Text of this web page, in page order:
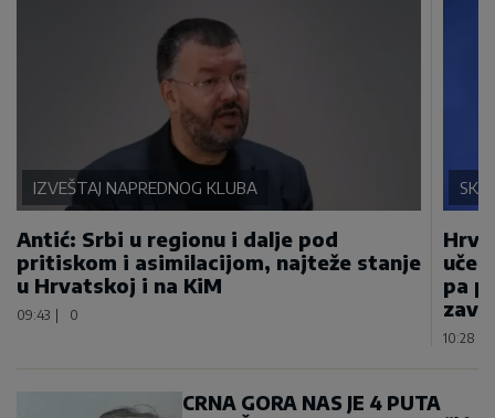
IZVEŠTAJ NAPREDNOG KLUBA
Antić: Srbi u regionu i dalje pod
pritiskom i asimilacijom, najteže stanje
u Hrvatskoj i na KiM
09:43 | 0
pa
10:28
CRNA GORA NAS JE 4 PUTA